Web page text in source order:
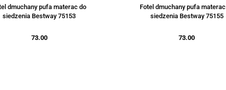
dmuchany pufa materac do
siedzenia Bestway 75153
73.00
Fotel dmuchany pufa
siedzenia Bestway 75155
73.00